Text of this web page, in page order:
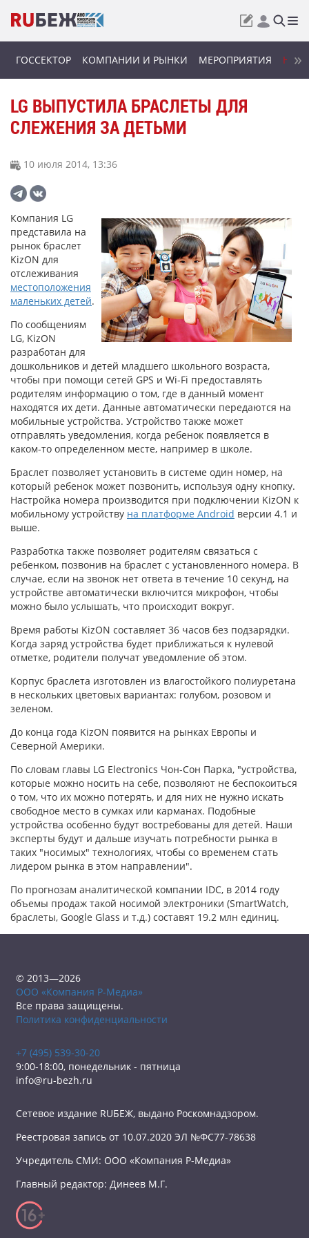
ГОССЕКТОР КОМПАНИИ И РЫНКИ МЕРОПРИЯТИЯ
LG ВЫПУСТИЛА БРАСЛЕТЫ ДЛЯ
СЛЕЖЕНИЯ ЗА ДЕТЬМИ
10 июля 2014, 13:36
Компания LG
представила на
рынок браслет
KizON для
отслеживания
местоположения
маленьких детей.
По сообщениям
LG, KizON
разработан для
дошкольников и детей младшего школьного возраста,
чтобы при помощи сетей GPS и Wi-Fi предоставлять
родителям информацию о том, где в данный момент
находятся их дети. Данные автоматически передаются на
мобильные устройства. Устройство также может
отправлять уведомления, когда ребенок появляется в
каком-то определенном месте, например в школе.
Браслет позволяет установить в системе один номер, на
который ребенок может позвонить, используя одну кнопку.
Настройка номера производится при подключении KizON к
мобильному устройству на платформе Android версии 4.1 и
выше.
Разработка также позволяет родителям связаться с
ребенком, позвонив на браслет с установленного номера. В
случае, если на звонок нет ответа в течение 10 секунд, на
устройстве автоматически включится микрофон, чтобы
можно было услышать, что происходит вокруг.
Время работы KizON составляет 36 часов без подзарядки.
Когда заряд устройства будет приближаться к нулевой
отметке, родители получат уведомление об этом.
Корпус браслета изготовлен из влагостойкого полиуретана
в нескольких цветовых вариантах: голубом, розовом и
зеленом.
До конца года KizON появится на рынках Европы и
Северной Америки.
По словам главы LG Electronics Чон-Сон Парка, "устройства,
которые можно носить на себе, позволяют не беспокоиться
о том, что их можно потерять, и для них не нужно искать
свободное место в сумках или карманах. Подобные
устройства особенно будут востребованы для детей. Наши
эксперты будут и дальше изучать потребности рынка в
таких "носимых" технологиях, чтобы со временем стать
лидером рынка в этом направлении".
По прогнозам аналитической компании IDC, в 2014 году
объемы продаж такой носимой электроники (SmartWatch,
браслеты, Google Glass и т.д.) составят 19.2 млн единиц.
© 2013—2026
ООО «Компания Р-Медиа»
Все права защищены.
Политика конфиденциальности
+7 (495) 539-30-20
9:00-18:00, понедельник - пятница
info@ru-bezh.ru
Сетевое издание RUБЕЖ, выдано Роскомнадзором.
Реестровая запись от 10.07.2020 ЭЛ №ФС77-78638
Учредитель СМИ: ООО «Компания Р-Медиа»
Главный редактор: Динеев М.Г.